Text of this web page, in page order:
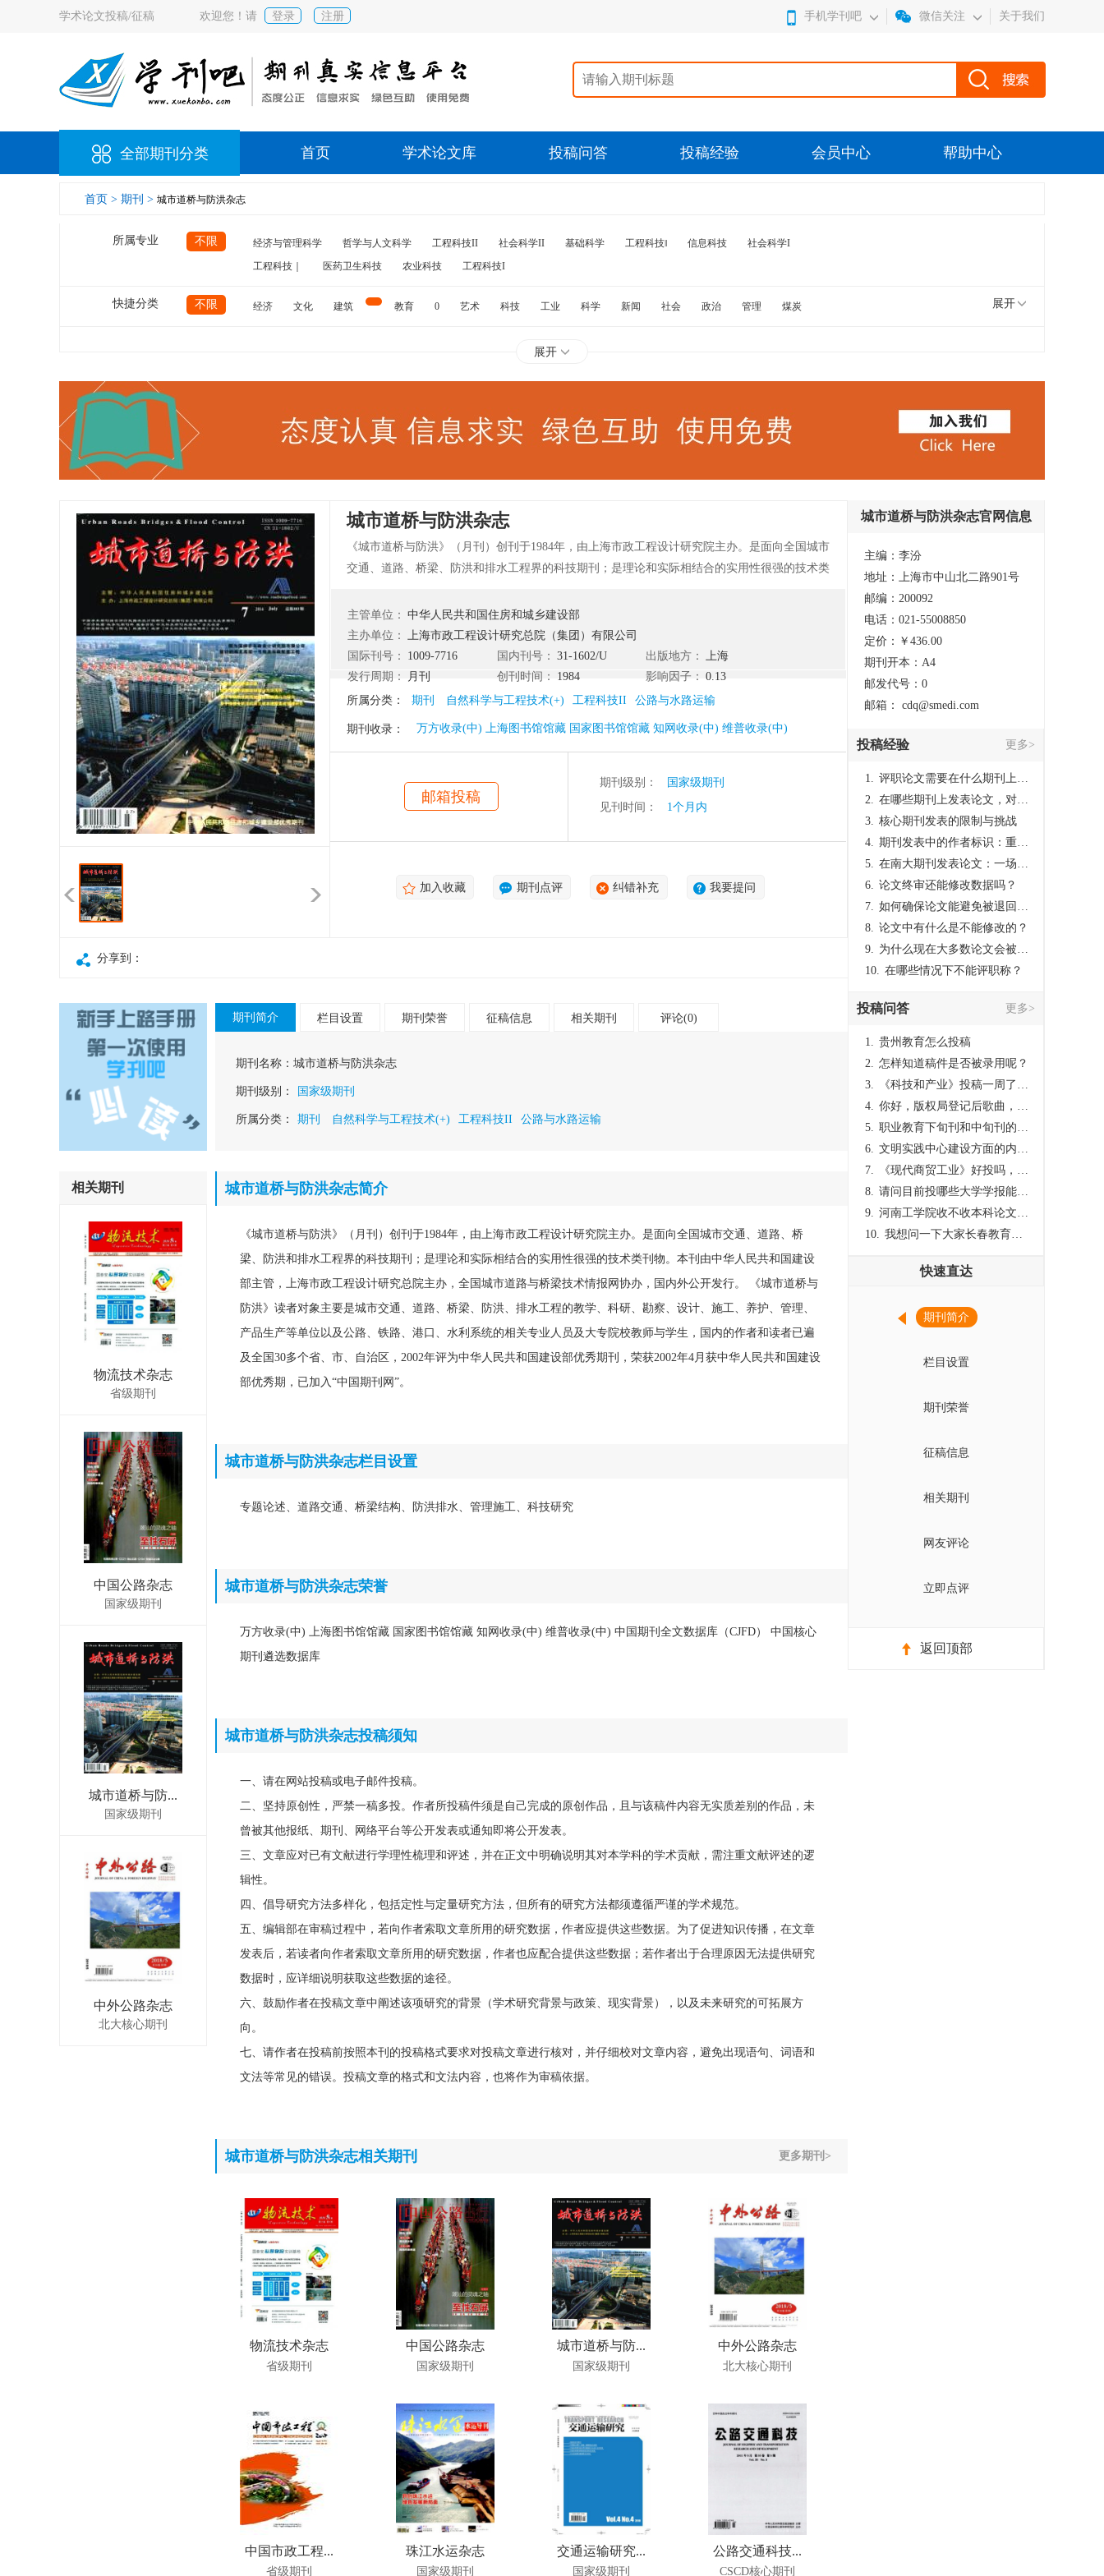
学术论文投稿/征稿 欢迎您！请 登录 注册 手机学刊吧 微信关注 关于我们
全部期刊分类 首页 学术论文库 投稿问答 投稿经验 会员中心 帮助中心
首页 > 期刊 > 城市道桥与防洪杂志
所属专业 不限 经济与管理科学 哲学与人文科学 工程科技II 社会科学II 基础科学 工程科技‖ 信息科技
社会科学I
工程科技｜
医药卫生科技 农业科技 工程科技I
快捷分类 不限 经济 文化 建筑 教育 0 艺术 科技 工业 科学 新闻 社会 政治 管理
煤炭
展开
展开
城市道桥与防洪杂志
《城市道桥与防洪》（月刊）创刊于1984年，由上海市政工程设计研究院主办。是面向全国城市
交通、道路、桥梁、防洪和排水工程界的科技期刊；是理论和实际相结合的实用性很强的技术类
梁技术情报网协办，国内外公开发行。 《城市道桥与防洪》读者对象主要是城市交通、道路、
桥梁、防洪、排水工程的教学、科研、勘察、设计、施工、养护、管理、产品生产等单位以及公
路、铁路、港口、水利系统的相关专业人员及大专院校教师与学生，国内的作者和读者已遍及全
国30多个省、市、自治区，2002年评为中华人民共和国建设部优秀期刊，荣获2002年4月获中华
人民共和国建设部优秀期，已加入“中国期刊网”。
主管单位： 中华人民共和国住房和城乡建设部
主办单位： 上海市政工程设计研究总院（集团）有限公司
国际刊号：
1009-7716 国内刊号： 31-1602/U 出版地方：
上海
发行周期：
月刊 创刊时间： 1984 影响因子：
0.13
所属分类：
期刊 自然科学与工程技术(+) 工程科技II 公路与水路运输
期刊收录： 万方收录(中) 上海图书馆馆藏 国家图书馆馆藏 知网收录(中) 维普收录(中)
邮箱投稿
期刊级别：
国家级期刊
见刊时间：
1个月内
加入收藏 期刊点评 纠错补充 我要提问
分享到：
相关期刊
物流技术杂志
省级期刊
中国公路杂志
国家级期刊
城市道桥与防...
国家级期刊
中外公路杂志
北大核心期刊
期刊简介 栏目设置 期刊荣誉 征稿信息 相关期刊 评论(0)
期刊名称： 城市道桥与防洪杂志
期刊级别： 国家级期刊
所属分类： 期刊 自然科学与工程技术(+) 工程科技II 公路与水路运输
城市道桥与防洪杂志简介
《城市道桥与防洪》（月刊）创刊于1984年，由上海市政工程设计研究院主办。是面向全国城市交通、道路、桥
梁、防洪和排水工程界的科技期刊；是理论和实际相结合的实用性很强的技术类刊物。本刊由中华人民共和国建设
部主管，上海市政工程设计研究总院主办，全国城市道路与桥梁技术情报网协办，国内外公开发行。 《城市道桥与
防洪》读者对象主要是城市交通、道路、桥梁、防洪、排水工程的教学、科研、勘察、设计、施工、养护、管理、
产品生产等单位以及公路、铁路、港口、水利系统的相关专业人员及大专院校教师与学生，国内的作者和读者已遍
及全国30多个省、市、自治区，2002年评为中华人民共和国建设部优秀期刊，荣获2002年4月获中华人民共和国建设
部优秀期，已加入“中国期刊网”。
城市道桥与防洪杂志栏目设置
专题论述、道路交通、桥梁结构、防洪排水、管理施工、科技研究
城市道桥与防洪杂志荣誉
万方收录(中) 上海图书馆馆藏 国家图书馆馆藏 知网收录(中) 维普收录(中) 中国期刊全文数据库（CJFD） 中国核心
期刊遴选数据库
城市道桥与防洪杂志投稿须知
一、请在网站投稿或电子邮件投稿。
二、坚持原创性，严禁一稿多投。作者所投稿件须是自己完成的原创作品，且与该稿件内容无实质差别的作品，未
曾被其他报纸、期刊、网络平台等公开发表或通知即将公开发表。
三、文章应对已有文献进行学理性梳理和评述，并在正文中明确说明其对本学科的学术贡献，需注重文献评述的逻
辑性。
四、倡导研究方法多样化，包括定性与定量研究方法，但所有的研究方法都须遵循严谨的学术规范。
五、编辑部在审稿过程中，若向作者索取文章所用的研究数据，作者应提供这些数据。为了促进知识传播，在文章
发表后，若读者向作者索取文章所用的研究数据，作者也应配合提供这些数据；若作者出于合理原因无法提供研究
数据时，应详细说明获取这些数据的途径。
六、鼓励作者在投稿文章中阐述该项研究的背景（学术研究背景与政策、现实背景），以及未来研究的可拓展方
向。
七、请作者在投稿前按照本刊的投稿格式要求对投稿文章进行核对，并仔细校对文章内容，避免出现语句、词语和
文法等常见的错误。投稿文章的格式和文法内容，也将作为审稿依据。
城市道桥与防洪杂志相关期刊 更多期刊>
物流技术杂志
省级期刊
中国公路杂志
国家级期刊
城市道桥与防...
国家级期刊
中外公路杂志
北大核心期刊
中国市政工程...
省级期刊
珠江水运杂志
国家级期刊
交通运输研究...
国家级期刊
公路交通科技...
CSCD核心期刊
城市道桥与防洪杂志官网信息
主编：李汾
地址：上海市中山北二路901号
邮编：200092
电话：021-55008850
定价：￥436.00
期刊开本：A4
邮发代号：0
邮箱： cdq@smedi.com
投稿经验 更多>
1. 评职论文需要在什么期刊上发表？
2. 在哪些期刊上发表论文，对考研有优势？
3. 核心期刊发表的限制与挑战
4. 期刊发表中的作者标识：重要性与实践
5. 在南大期刊发表论文：一场知识探索与学术成就的旅程
6. 论文终审还能修改数据吗？
7. 如何确保论文能避免被退回：关键条件与策略
8. 论文中有什么是不能修改的？
9. 为什么现在大多数论文会被评判为AI撰写？（深度剖析查重机制下的困境与出路）
10. 在哪些情况下不能评职称？
投稿问答 更多>
1. 贵州教育怎么投稿
2. 怎样知道稿件是否被录用呢？
3.
《科技和产业》投稿一周了仍是“已发回执”状态，这是什么意思？什么时候外审？
4. 你好，版权局登记后歌曲，这里能否发表
5. 职业教育下旬刊和中旬刊的国内刊号一样，他们有什么区别，两本刊物都是真的吗？
6. 文明实践中心建设方面的内容适合那种期刊
7.
《现代商贸工业》好投吗，版面费多少？
8. 请问目前投哪些大学学报能较快出刊啊
9. 河南工学院收不收本科论文呀？
10. 我想问一下大家长春教育学院学报是本科学报吗？
快速直达
期刊简介
栏目设置
期刊荣誉
征稿信息
相关期刊
网友评论
立即点评
返回顶部